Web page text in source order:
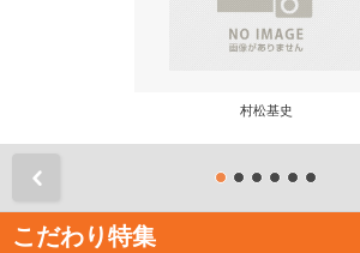
村松基史
こだわり特集